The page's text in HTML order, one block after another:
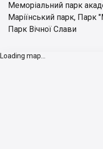
Меморіальний парк
Маріїнський парк, Парк
Парк Вічної Слави
Loading map...